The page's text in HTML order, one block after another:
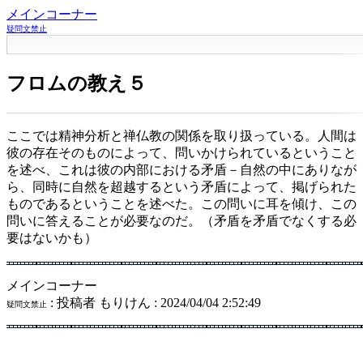
メインコーナー
疑問文禁止
フロムの教え５
ここでは精神分析と禅仏教の関係を取り扱っている。人間は
彼の存在そのものによって、問いかけられているということ
を述べ、これは彼の内部における矛盾－自然の中にありなが
ら、同時に自然を超越するという矛盾によって、掲げられた
ものであるということを述べた。この問いに耳を傾け、この
問いに答えることが必要なのだ。（矛盾を矛盾でなくする必
要はないかも）
メインコーナー
疑問文禁止 : 投稿者 もりけん : 2024/04/04 2:52:49